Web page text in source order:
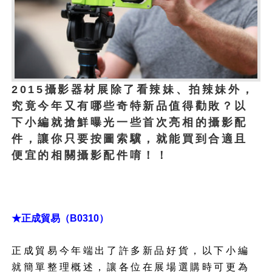
2015攝影器材展除了看辣妹、拍辣妹外，
究竟今年又有哪些奇特新品值得勸敗？以
下小編就搶鮮曝光一些首次亮相的攝影配
件，讓你只要按圖索驥，就能買到合適且
便宜的相關攝影配件唷！！
★正成貿易（B0310）
正成貿易今年端出了許多新品好貨，以下小編
就簡單整理概述，讓各位在展場選購時可更為